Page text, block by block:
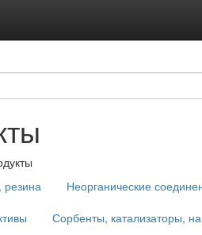
резина Неорганические
Сорбенты, катализаторы,